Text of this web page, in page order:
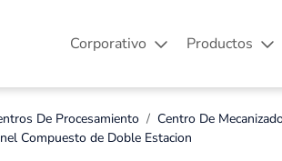
Corporativo Productos
De Procesamiento
Centro De
Compuesto de Doble Estacion